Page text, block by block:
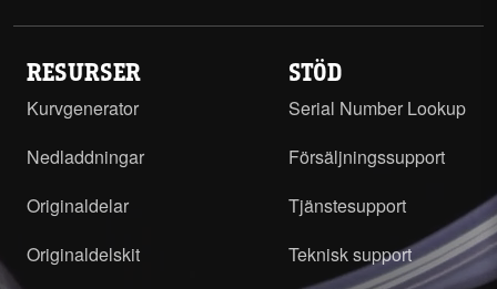
RESURSER
Kurvgenerator
Nedladdningar
Originaldelar
Originaldelskit
STÖD
Serial Number Lookup
Försäljningssupport
Tjänstesupport
Teknisk support